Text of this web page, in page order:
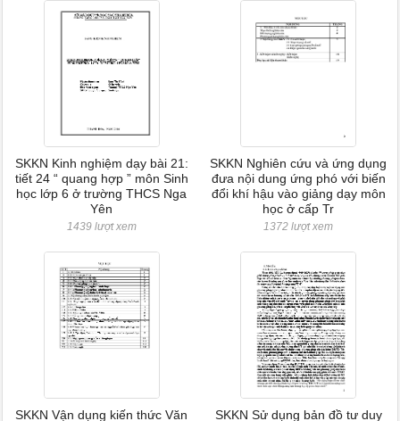
SKKN Kinh nghiệm dạy bài 21:
tiết 24 “ quang hợp ” môn Sinh
học lớp 6 ở trường THCS Nga
Yên
1439 lượt xem
SKKN Nghiên cứu và ứng dụng
đưa nội dung ứng phó với biến
đổi khí hậu vào giảng dạy môn
học ở cấp Tr
1372 lượt xem
SKKN Vận dụng kiến thức Văn
SKKN Sử dụng bản đồ tư duy